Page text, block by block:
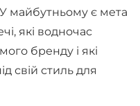
майбутньому є мета
які водночас
бренду і які
свій стиль для